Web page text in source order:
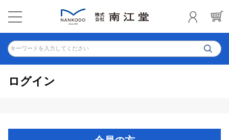
キーワードを入力してください
ログイン